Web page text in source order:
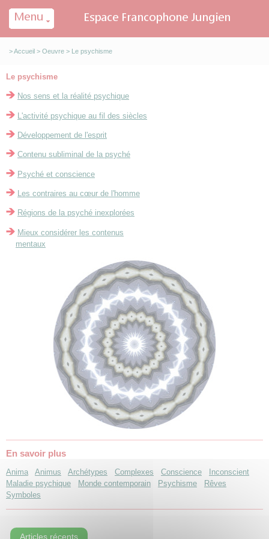
>Accueil > Oeuvre > Le psychisme
Le psychisme
Nos sens et la réalité psychique
L'activité psychique au fil des siècles
Développement de l'esprit
Contenu subliminal de la psyché
Psyché et conscience
Les contraires au cœur de l'homme
Régions de la psyché inexplorées
Mieux considérer les contenus
mentaux
En savoir plus
Anima Animus Archétypes Complexes Conscience
Inconscient
Maladie psychique
Monde contemporain Psychisme
Rêves
Symboles
Articles récents